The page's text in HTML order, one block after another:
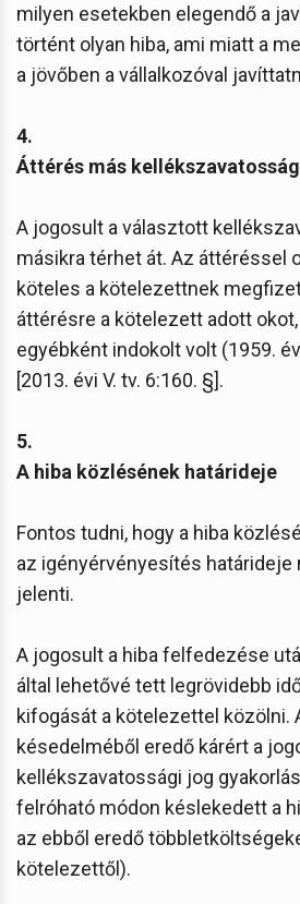
milyen esetekben elegendő a
történt olyan hiba, ami miatt a
a jövőben a vállalkozóval
4.
Áttérés más
A jogosult a választott
másikra térhet át. Az áttéréssel
köteles a kötelezettnek
áttérésre a kötelezett adott
egyébként indokolt volt (1959.
[2013. évi V. tv. 6:160. §].
5.
A hiba közlésének határideje
Fontos tudni, hogy a hiba
az igényérvényesítés határideje
jelenti.
A jogosult a hiba felfedezése
által lehetővé tett legrövidebb
kifogását a kötelezettel közölni.
késedelméből eredő kárért a
kellékszavatossági jog
felróható módon késlekedett a
az ebből eredő
kötelezettől).